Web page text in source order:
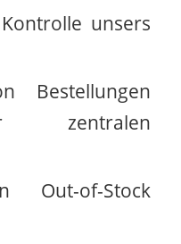
unsers
Bestellungen
zentralen
Out-of-Stock